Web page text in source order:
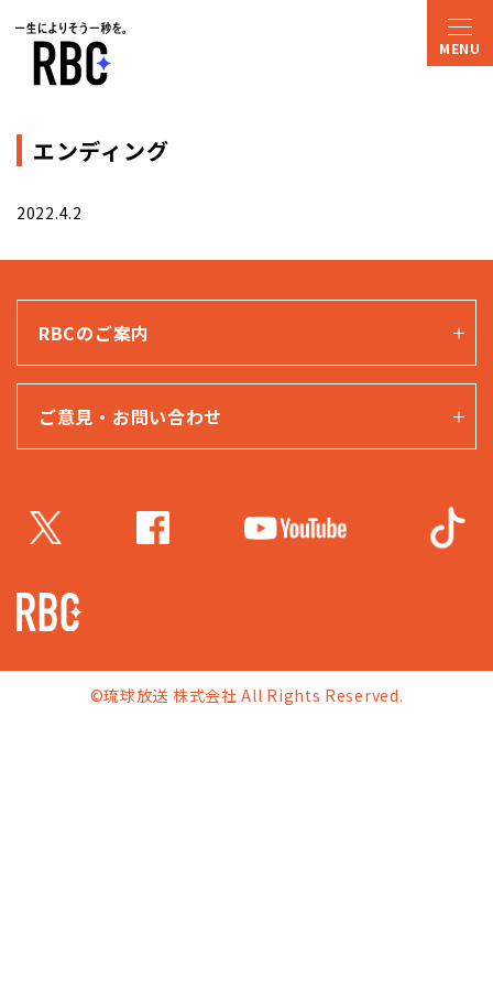
エンディング
2022.4.2
RBCのご案内
ご意見・お問い合わせ
©琉球放送 株式会社 All Rights Reserved.